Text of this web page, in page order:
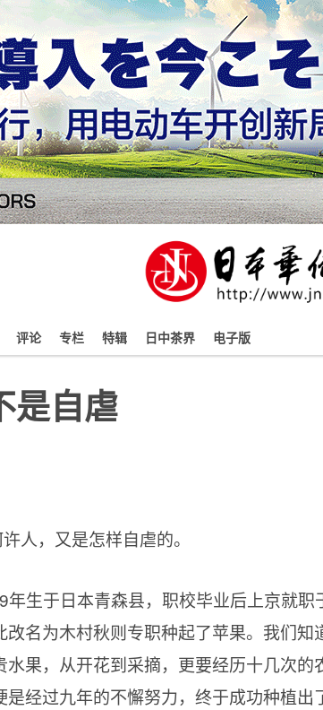
评论 专栏 特辑 日中茶界 电子版
是自虐
人，又是怎样自虐的。
年生于日本青森县，职校毕业后上京就职
名为木村秋则专职种起了苹果。我们知
果，从开花到采摘，更要经历十几次的
经过九年的不懈努力，终于成功种植出